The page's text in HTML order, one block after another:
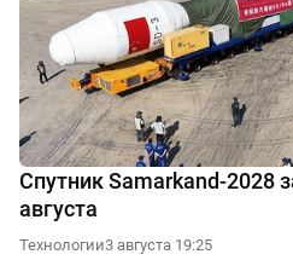
Спутник Samarkand-2028
августа
Технологии3 августа 19:25